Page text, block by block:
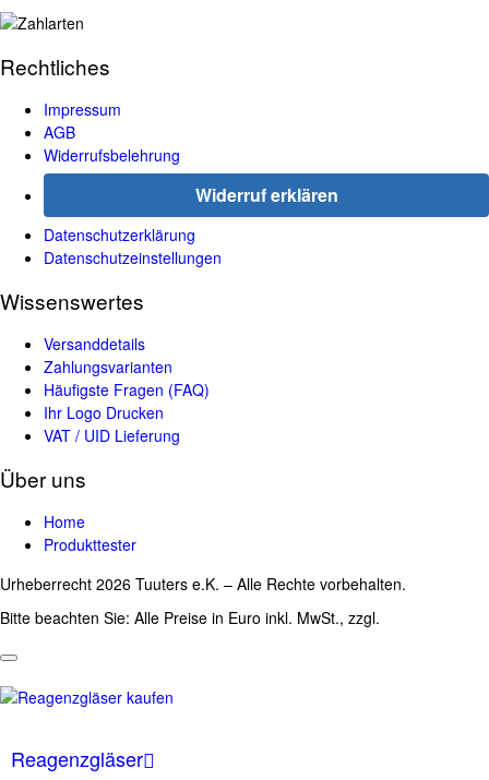
Rechtliches
Impressum
AGB
Widerrufsbelehrung
Widerruf erklären
Datenschutzerklärung
Datenschutzeinstellungen
Wissenswertes
Versanddetails
Zahlungsvarianten
Häufigste Fragen (FAQ)
Ihr Logo Drucken
VAT / UID Lieferung
Über uns
Home
Produkttester
Urheberrecht 2026 Tuuters e.K. – Alle Rechte vorbehalten.
Bitte beachten Sie: Alle Preise in Euro inkl. MwSt., zzgl.
Reagenzgläser